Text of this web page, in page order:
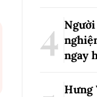
ngay
Hưng